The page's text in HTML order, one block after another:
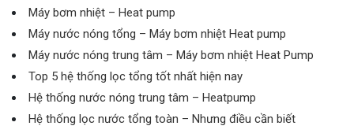
Máy bơm nhiệt – Heat pump
Máy nước nóng tổng – Máy bơm nhiệt Heat pump
Máy nước nóng trung tâm – Máy bơm nhiệt Heat Pump
Top 5 hệ thống lọc tổng tốt nhất hiện nay
Hệ thống nước nóng trung tâm – Heatpump
Hệ thống lọc nước tổng toàn – Nhưng điều cần biết